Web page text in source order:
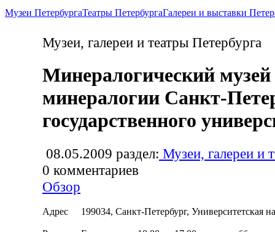
Музеи ПетербургаТеатры ПетербургаГалереи и выставки
Музеи, галереи и театры Петербурга
Минералогический
минералогии Санкт-
государственного
08.05.2009 раздел: Музеи, галереи и
0 комментариев
Обзор
Адрес 199034, Санкт-Петербург, Университетская